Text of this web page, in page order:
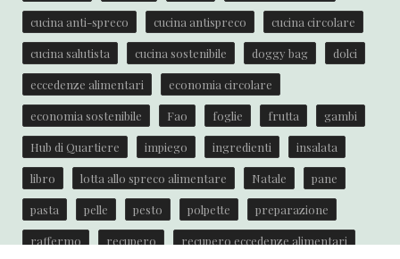
cucina anti-spreco cucina antispreco cucina circolare
cucina salutista cucina sostenibile doggy bag dolci
eccedenze alimentari economia circolare
economia sostenibile Fao foglie frutta gambi
Hub di Quartiere impiego ingredienti insalata
libro lotta allo spreco alimentare Natale pane
pasta pelle pesto polpette preparazione
raffermo recupero recupero eccedenze alimentari